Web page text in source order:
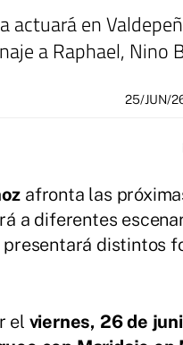
actuará en
a Raphael, Nino
25/JUN/
afronta las
a diferentes
distintos
el viernes, 26 de